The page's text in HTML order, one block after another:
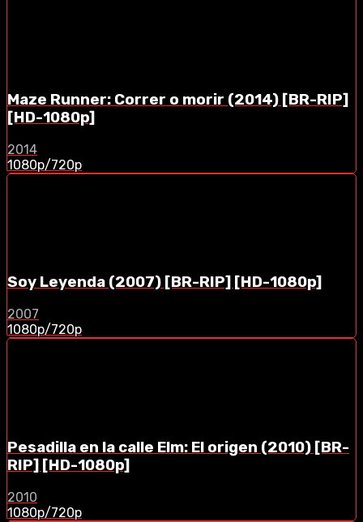
Maze Runner: Correr o morir (2014) [BR-RIP]
[HD-1080p]
2014
1080p/720p
Soy Leyenda (2007) [BR-RIP] [HD-1080p]
2007
1080p/720p
Pesadilla en la calle Elm: El origen (2010) [BR-
RIP] [HD-1080p]
2010
1080p/720p